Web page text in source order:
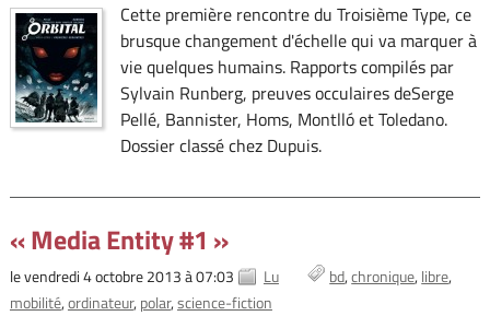
Cette première rencontre du Troisième Type, ce
brusque changement d'échelle qui va marquer à
vie quelques humains. Rapports compilés par
Sylvain Runberg, preuves occulaires deSerge
Pellé, Bannister, Homs, Montlló et Toledano.
Dossier classé chez Dupuis.
« Media Entity #1 »
le vendredi 4 octobre 2013 à 07:03 Lu bd chronique libre
mobilité ordinateur polar science-fiction